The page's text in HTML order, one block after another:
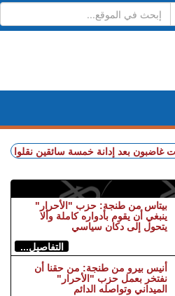
بعد إدانة خمسة سائقين نقلوا
بيتاس من طنجة: حزب "الأحرار"
ينبغي أن يقوم بأدواره كاملة وألا
يتحول إلى دكان سياسي
التفاصيل...
أنيس بيرو من طنجة: من حقنا أن
نفتخر بعمل حزب "الأحرار"
الميداني وتواصله الدائم